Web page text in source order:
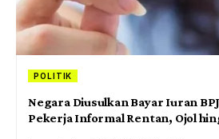
POLITIK
Negara Diusulkan Bayar Iuran
Pekerja Informal Rentan, Ojol